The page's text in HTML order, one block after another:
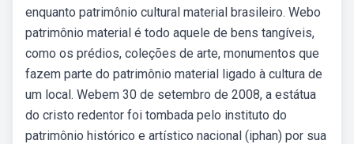
enquanto patrimônio cultural material brasileiro. Webo
patrimônio material é todo aquele de bens tangíveis,
como os prédios, coleções de arte, monumentos que
fazem parte do patrimônio material ligado à cultura de
um local. Webem 30 de setembro de 2008, a estátua
do cristo redentor foi tombada pelo instituto do
patrimônio histórico e artístico nacional (iphan) por sua